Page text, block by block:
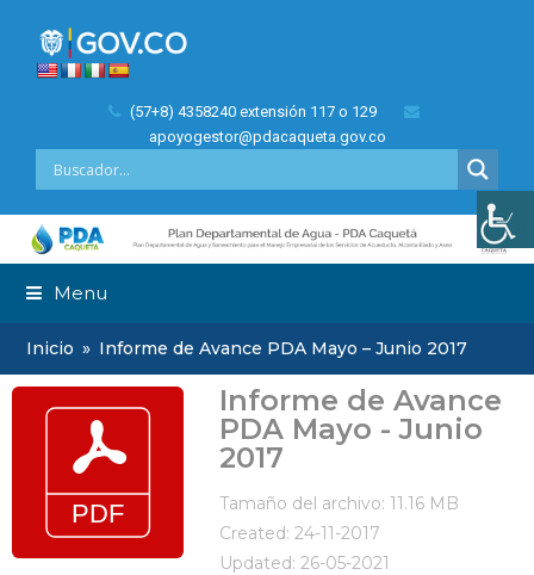
(57+8) 4358240 extensión 117 o 129
apoyogestor@pdacaqueta.gov.co
Menu
Inicio » Informe de Avance PDA Mayo – Junio 2017
Informe de Avance
PDA Mayo - Junio
2017
Tamaño del archivo: 11.16 MB
Created: 24-11-2017
Updated: 26-05-2021